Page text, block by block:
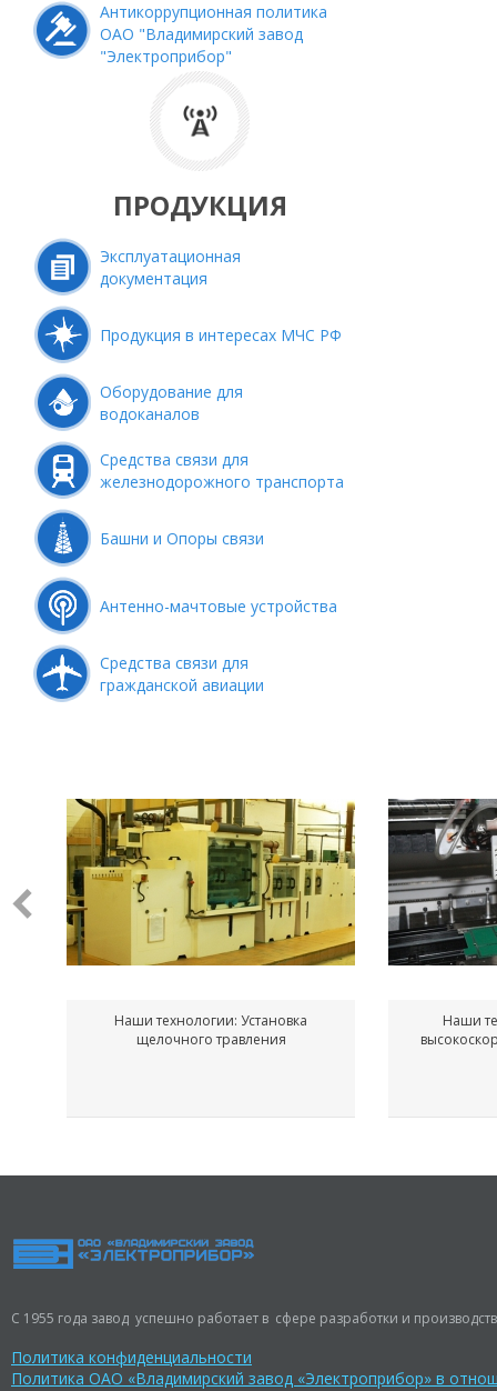
Антикоррупционная политика
ОАО "Владимирский завод
"Электроприбор"
ПРОДУКЦИЯ
Эксплуатационная
документация
Продукция в интересах МЧС РФ
Оборудование для
водоканалов
Средства связи для
железнодорожного транспорта
Башни и Опоры связи
Антенно-мачтовые устройства
Средства связи для
гражданской авиации
Наши технологии: Установка
щелочного травления
Наши
С 1955 года завод успешно работает в сфере разработки и
Политика конфиденциальности
Политика ОАО «Владимирский завод «Электроприбор» в